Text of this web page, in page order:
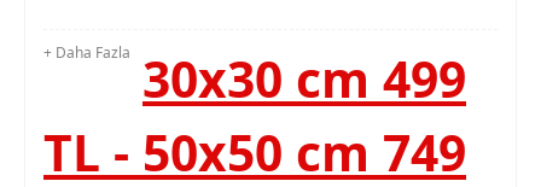
+ Daha Fazla
30x30 cm 499
TL - 50x50 cm 749